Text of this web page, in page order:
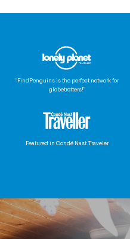
“FindPenguins is the perfect network for
globetrotters!”
Featured in Condé Nast Traveler